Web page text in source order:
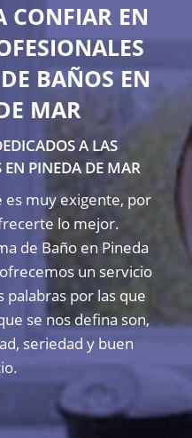
CONFIAR EN
BAÑOS EN
MAR
A LAS
EN PINEDA DE MAR
muy exigente, por
lo mejor.
de Baño en Pineda
un servicio
palabras por las que
se nos defina son,
seriedad y buen